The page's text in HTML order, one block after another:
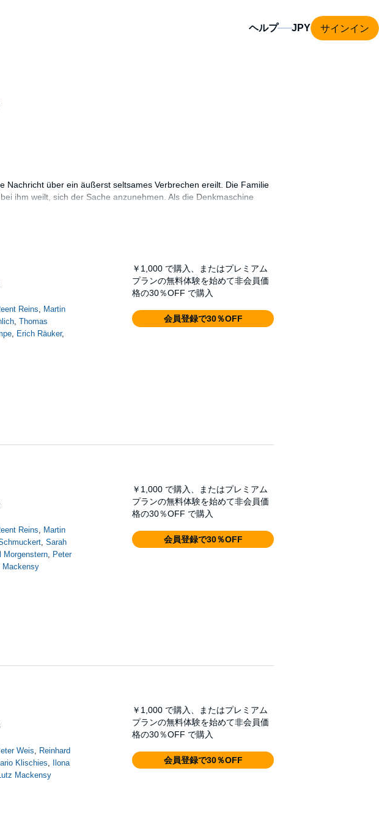
ヘルプ サインイン
Nachricht über ein äußerst seltsames Verbrechen ereilt. Die Familie
ihm weilt, sich der Sache anzunehmen. Als die Denkmaschine
wurde der große Detektiv von einem Unbekannten hierher
Martin Keßler, Norbert Langer, Björn Schalla, Andreas
Erich Räuker, Wanja Gerick, Brian Sommer, Sina Zadra,
Reins, Martin
, Thomas
, Erich Räuker,
￥1,000 で購入、またはプレミアム
プランの無料体験を始めて非会員価
格の30％OFF で購入
会員登録で30％OFF
Reins, Martin
, Sarah
Morgenstern, Peter
Mackensy
￥1,000 で購入、またはプレミアム
プランの無料体験を始めて非会員価
格の30％OFF で購入
会員登録で30％OFF
Weis, Reinhard
Klischies,
Ilona
Mackensy
￥1,000 で購入、またはプレミアム
プランの無料体験を始めて非会員価
格の30％OFF で購入
会員登録で30％OFF